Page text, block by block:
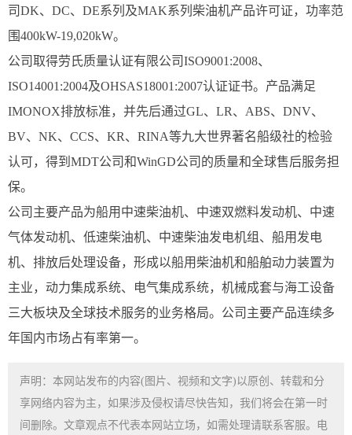
司DK、DC、DE系列及MAK系列柴油机产品许可证，功率范
围400kW-19,020kW。
公司取得劳氏质量认证有限公司ISO9001:2008、
ISO14001:2004及OHSAS18001:2007认证证书。产品满足
IMONOX排放标准，并先后通过GL、LR、ABS、DNV、
BV、NK、CCS、KR、RINA等九大世界著名船级社的检验
认可，得到MDT公司和WinGD公司的质量和全球售后服务担
保。
公司主要产品为船用中速柴油机、中速双燃料发动机、中速
气体发动机、低速柴油机、中速柴油发电机组、船用发电
机、排放后处理设备，形成以船用柴油机和船舶动力装置为
主业，动力集成系统、电气集成系统，机械成套与海工设备
三大板块及全球技术服务的业务格局。公司主要产品连续多
年国内市场占有率第一。
声明：本网站发布的内容(图片、视频和文字)以原创、转载和分
享网络内容为主，如果涉及侵权请尽快告知，我们将会在第一时
间删除。文章观点不代表本网站立场，如需处理请联系客服。电